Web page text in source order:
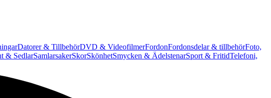
Datorer & TillbehörDVD & VideofilmerFordonFordonsdelar & tillbehörFoto,
& SedlarSamlarsakerSkorSkönhetSmycken & ÄdelstenarSport & FritidTelefoni,